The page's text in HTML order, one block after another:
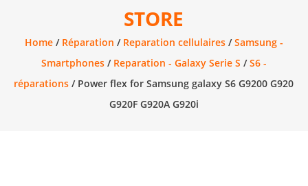
électronique
STORE
Home/ Réparation / Reparation cellulaires/Samsung -
Smartphones/ Reparation - Galaxy Serie S /S6 -
réparations / Power flex for Samsung galaxy S6 G9200 G920
G920F G920A G920i